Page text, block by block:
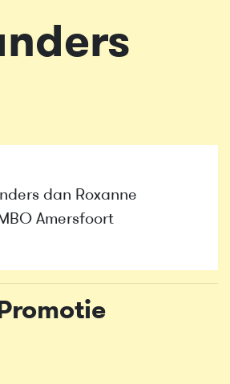
dan Roxanne
Amersfoort